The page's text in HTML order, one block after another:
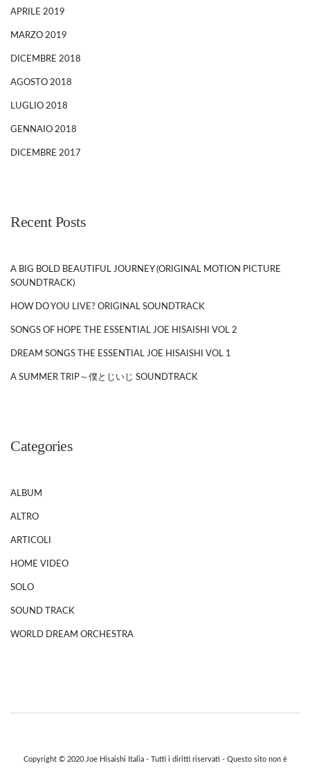
APRILE 2019
MARZO 2019
DICEMBRE 2018
AGOSTO 2018
LUGLIO 2018
GENNAIO 2018
DICEMBRE 2017
Recent Posts
A BIG BOLD BEAUTIFUL JOURNEY (ORIGINAL MOTION PICTURE
SOUNDTRACK)
HOW DO YOU LIVE? ORIGINAL SOUNDTRACK
SONGS OF HOPE THE ESSENTIAL JOE HISAISHI VOL 2
DREAM SONGS THE ESSENTIAL JOE HISAISHI VOL 1
A SUMMER TRIP～僕とじいじ SOUNDTRACK
Categories
ALBUM
ALTRO
ARTICOLI
HOME VIDEO
SOLO
SOUND TRACK
WORLD DREAM ORCHESTRA
Copyright © 2020 Joe Hisaishi Italia - Tutti i diritti riservati - Questo sito non è